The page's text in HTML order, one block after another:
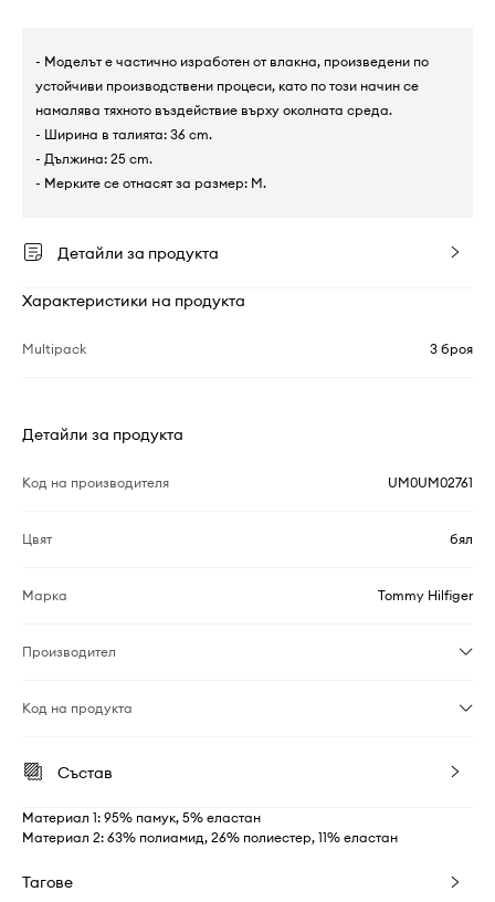
- Моделът е частично изработен от влакна, произведени по
устойчиви производствени процеси, като по този начин се
намалява тяхното въздействие върху околната среда.
- Ширина в талията: 36 cm.
- Дължина: 25 cm.
- Мерките се отнасят за размер: M.
Детайли за продукта
Характеристики на продукта
Multipack 3 броя
Детайли за продукта
Код на производителя UM0UM02761
Цвят бял
Марка Tommy Hilfiger
Производител
Код на продукта
Състав
Материал 1: 95% памук, 5% еластан
Материал 2: 63% полиамид, 26% полиестер, 11% еластан
Тагове